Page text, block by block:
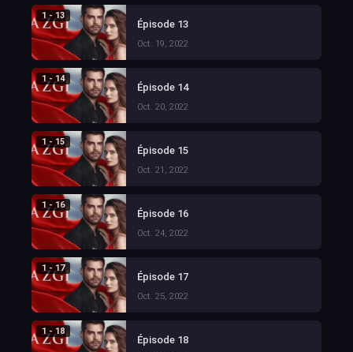
1 - 13
Épisode 13
Oct. 19, 2022
1 - 14
Épisode 14
Oct. 20, 2022
1 - 15
Épisode 15
Oct. 21, 2022
1 - 16
Épisode 16
Oct. 24, 2022
1 - 17
Épisode 17
Oct. 25, 2022
1 - 18
Épisode 18